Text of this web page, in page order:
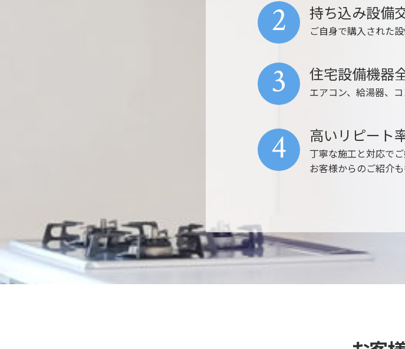
持ち込み設備
ご自身で購入された
2
住宅設備機器
エアコン、給湯器、
3
高いリピート
丁寧な施工と対応で
お客様からのご紹介も
4